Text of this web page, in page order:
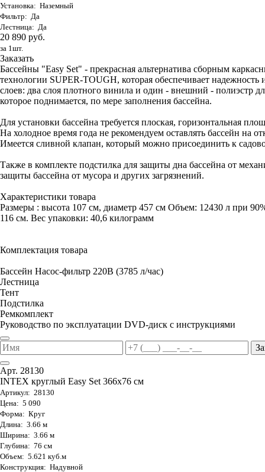
Установка: Наземный
Фильтр: Да
Лестница: Да
20 890 руб.
за 1шт.
Заказать
Бассейны "Easy Set" - прекрасная альтернатива сборным
технологии SUPER-TOUGH, которая обеспечивает
слоев: два слоя плотного винила и один - внешний - полиэстр
которое поднимается, по мере заполнения бассейна.
Для установки бассейна требуется плоская, горизонтальная
На холодное время года не рекомендуем оставлять бассейн на
Имеется сливной клапан, который можно присоединить к
Также в комплекте подстилка для защиты дна бассейна от
защиты бассейна от мусора и других загрязнений.
Характеристики товара
Размеры : высота 107 см, диаметр 457 см Объем: 12430 л при
116 см. Вес упаковки: 40,6 килограмм
Комплектация товара
Бассейн Насос-фильтр 220В (3785 л/час)
Лестница
Тент
Подстилка
Ремкомплект
Руководство по эксплуатации DVD-диск с инструкциями
Арт. 28130
INTEX круглый Easy Set 366х76 см
Артикул: 28130
Цена: 5 090
Форма: Круг
Длина: 3.66 м
Ширина: 3.66 м
Глубина: 76 см
Объем: 5.621 куб.м
Конструкция: Надувной